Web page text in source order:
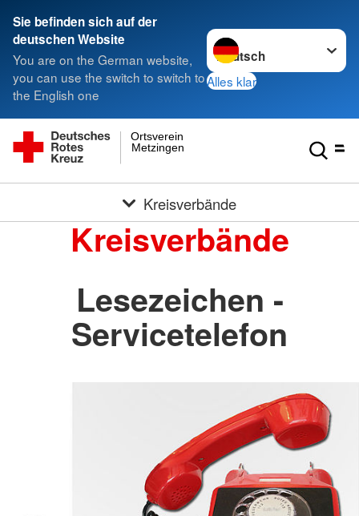
Sie befinden sich auf der
deutschen Website
You are on the German website,
you can use the switch to switch to
the English one
Sprache wechseln zu
Alles klar
Metzingen
Ortsverein
Kreisverbände
Kreisverbände
Lesezeichen -
Servicetelefon